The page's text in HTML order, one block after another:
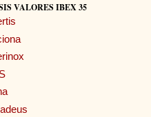
VALORES IBEX 35